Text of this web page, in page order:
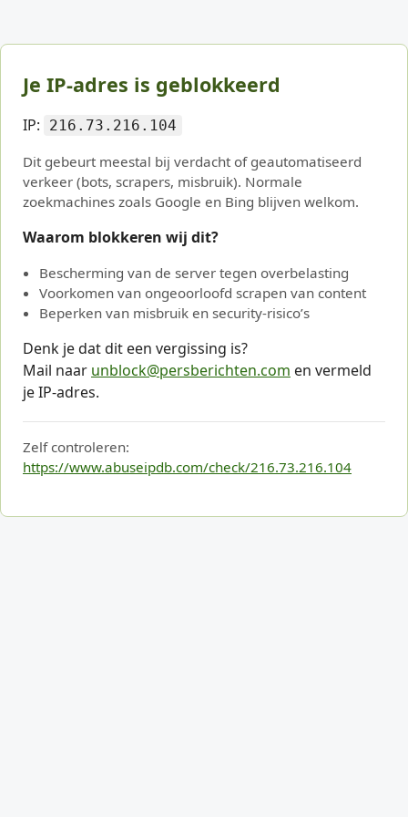
Je IP-adres is geblokkeerd
IP: 216.73.216.104
Dit gebeurt meestal bij verdacht of geautomatiseerd
verkeer (bots, scrapers, misbruik). Normale
zoekmachines zoals Google en Bing blijven welkom.
Waarom blokkeren wij dit?
Bescherming van de server tegen overbelasting
Voorkomen van ongeoorloofd scrapen van content
Beperken van misbruik en security-risico’s
Denk je dat dit een vergissing is?
Mail naar unblock@persberichten.com en vermeld
je IP-adres.
Zelf controleren:
https://www.abuseipdb.com/check/216.73.216.104